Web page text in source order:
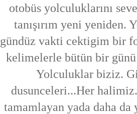
otobüs yolculuklarını
tanışırım yeni
gündüz vakti cektigim bir
kelimelerle bütün bir günü
Yolculuklar biziz.
dusunceleri...Her
tamamlayan yada daha da